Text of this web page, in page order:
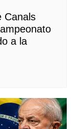
Canals
a la